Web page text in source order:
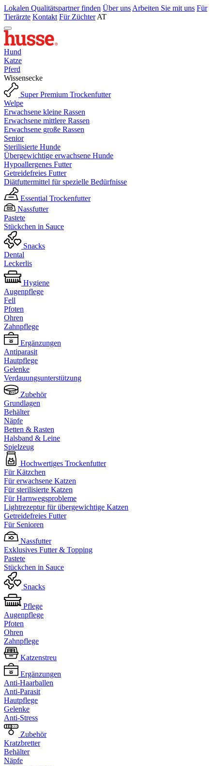
Lokalen Qualitätspartner finden Über uns Arbeiten Sie mit uns Für
Tierärzte Kontakt Für Züchter AT
Hund
Katze
Pferd
Wissensecke
Super Premium Trockenfutter
Welpe
Erwachsene kleine Rassen
Erwachsene mittlere Rassen
Erwachsene große Rassen
Senior
Sterilisierte Hunde
Übergewichtige erwachsene Hunde
Hypoallergenes Futter
Getreidefreies Futter
Diätfuttermittel für spezielle Bedürfnisse
Essential Trockenfutter
Nassfutter
Pastete
Stückchen in Sauce
Snacks
Dental
Leckerlis
Hygiene
Augenpflege
Fell
Pfoten
Ohren
Zahnpflege
Ergänzungen
Antiparasit
Hautpflege
Gelenke
Verdauungsunterstützung
Zubehör
Grundlagen
Behälter
Näpfe
Betten & Rasten
Halsband & Leine
Spielzeug
Hochwertiges Trockenfutter
Für Kätzchen
Für erwachsene Katzen
Für sterilisierte Katzen
Für Harnwegsprobleme
Lightrezeptur für übergewichtige Katzen
Getreidefreies Futter
Für Senioren
Nassfutter
Exklusives Futter & Topping
Pastete
Stückchen in Sauce
Snacks
Pflege
Augenpflege
Pfoten
Ohren
Zahnpflege
Katzenstreu
Ergänzungen
Anti-Haarballen
Anti-Parasit
Hautpflege
Gelenke
Anti-Stress
Zubehör
Kratzbretter
Behälter
Näpfe